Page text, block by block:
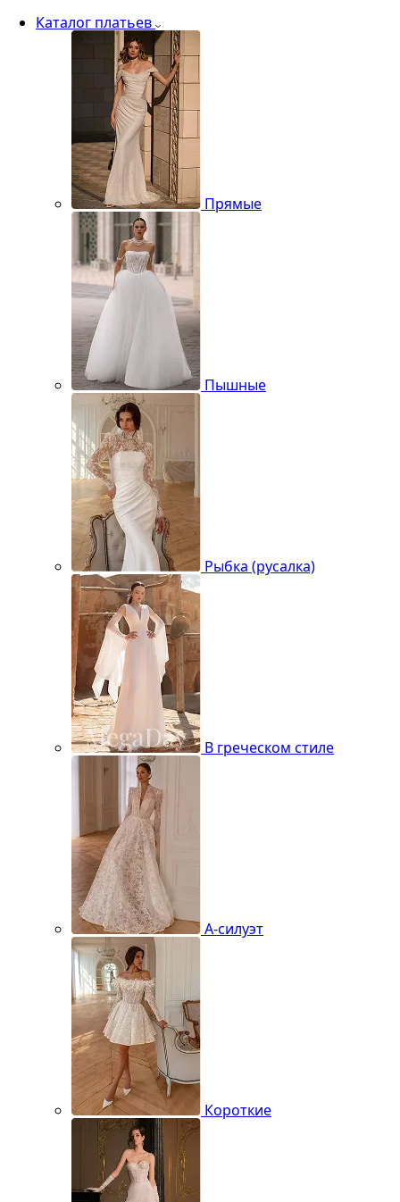
Каталог платьев
Прямые
Пышные
Рыбка (русалка)
В греческом стиле
А-силуэт
Короткие